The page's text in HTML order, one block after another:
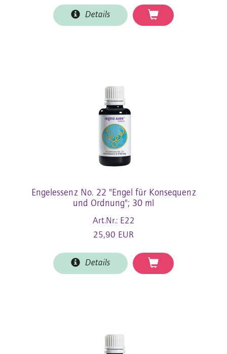
Details
Engelessenz No. 22 "Engel für Konsequenz
und Ordnung"; 30 ml
Art.Nr.: E22
25,90 EUR
Details